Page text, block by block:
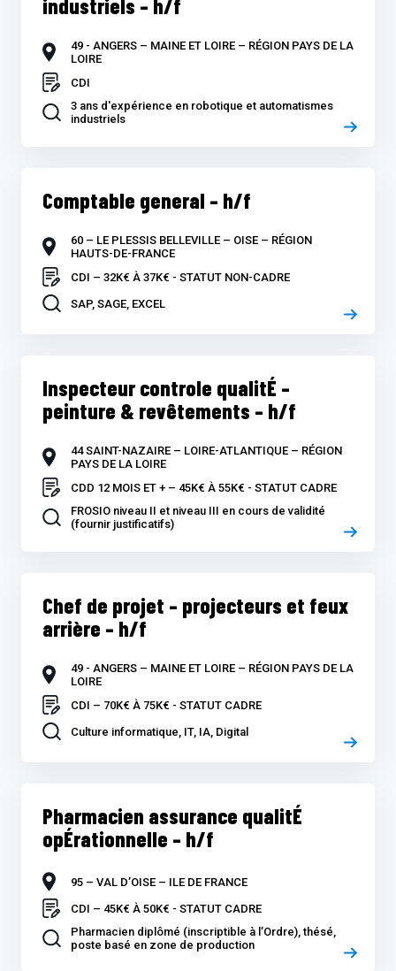
industriels – h/f
49 - ANGERS – MAINE ET LOIRE – RÉGION PAYS DE LA
LOIRE
CDI
3 ans d'expérience en robotique et automatismes
industriels
Comptable general – h/f
60 – LE PLESSIS BELLEVILLE – OISE – RÉGION
HAUTS-DE-FRANCE
CDI – 32K€ À 37K€ - STATUT NON-CADRE
SAP, SAGE, EXCEL
Inspecteur controle qualitÉ –
peinture & revêtements – h/f
44 SAINT-NAZAIRE – LOIRE-ATLANTIQUE – RÉGION
PAYS DE LA LOIRE
CDD 12 MOIS ET + – 45K€ À 55K€ - STATUT CADRE
FROSIO niveau II et niveau III en cours de validité
(fournir justificatifs)
Chef de projet – projecteurs et feux
arrière – h/f
49 - ANGERS – MAINE ET LOIRE – RÉGION PAYS DE LA
LOIRE
CDI – 70K€ À 75K€ - STATUT CADRE
Culture informatique, IT, IA, Digital
Pharmacien assurance qualitÉ
opÉrationnelle – h/f
95 – VAL D’OISE – ILE DE FRANCE
CDI – 45K€ À 50K€ - STATUT CADRE
Pharmacien diplômé (inscriptible à l’Ordre), thésé,
poste basé en zone de production